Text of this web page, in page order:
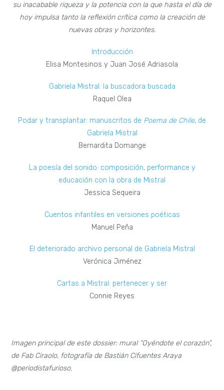
su inacabable riqueza y la potencia con la que hasta el día de
hoy impulsa tanto la reflexión crítica como la creación de
nuevas obras y horizontes.
Introducción
Elisa Montesinos y Juan José Adriasola
Gabriela Mistral: la buscadora buscada
Raquel Olea
Podar y transplantar: manuscritos de Poema de Chile, de
Gabriela Mistral
Bernardita Domange
La poesía del sonido: composición, performance y
educación con la obra de Mistral
Jessica Sequeira
Cuentos infantiles en versiones poéticas
Manuel Peña
El deteriorado archivo personal de Gabriela Mistral
Verónica Jiménez
Cartas a Mistral: pertenecer y ser
Connie Reyes
Imagen principal de este dossier: mural “Oyéndote el corazón”,
de Fab Ciraolo, fotografía de Bastián Cifuentes Araya
@periodistafurioso.